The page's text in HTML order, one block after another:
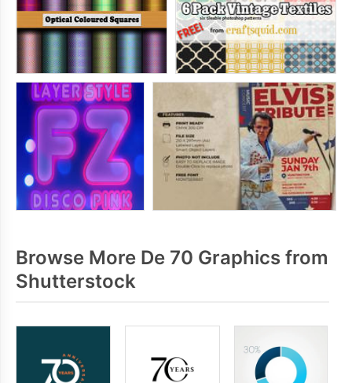
Browse More De 70 Graphics from
Shutterstock